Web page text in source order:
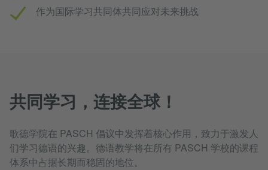
作为国际学习共同体共同应对未来挑战
共同学习，连接全球！
歌德学院在 PASCH 倡议中发挥着核心作用，致力于激发人
们学习德语的兴趣。德语教学将在所有 PASCH 学校的课程
体系中占据长期而稳固的地位。